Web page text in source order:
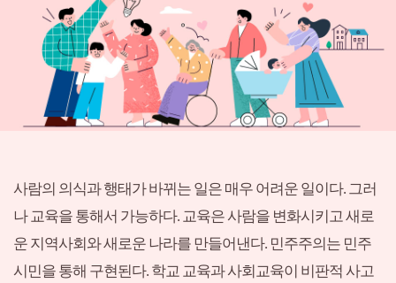
사람의 의식과 행태가 바뀌는 일은 매우 어려운 일이다. 그러
나 교육을 통해서 가능하다. 교육은 사람을 변화시키고 새로
운 지역사회와 새로운 나라를 만들어낸다. 민주주의는 민주
시민을 통해 구현된다. 학교 교육과 사회교육이 비판적 사고